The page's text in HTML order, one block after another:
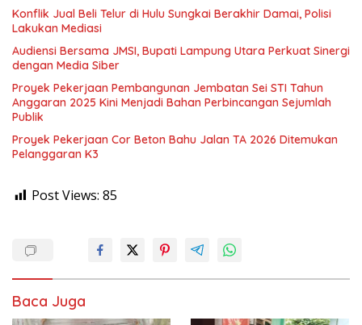
Konflik Jual Beli Telur di Hulu Sungkai Berakhir Damai, Polisi
Lakukan Mediasi
Audiensi Bersama JMSI, Bupati Lampung Utara Perkuat Sinergi
dengan Media Siber
Proyek Pekerjaan Pembangunan Jembatan Sei STI Tahun
Anggaran 2025 Kini Menjadi Bahan Perbincangan Sejumlah
Publik
Proyek Pekerjaan Cor Beton Bahu Jalan TA 2026 Ditemukan
Pelanggaran K3
Post Views: 85
Baca Juga